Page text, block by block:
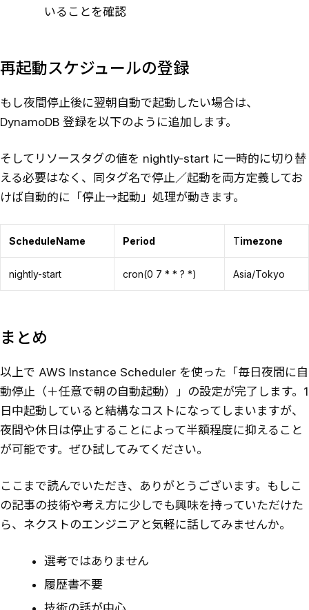
いることを確認
再起動スケジュールの登録
もし夜間停止後に翌朝自動で起動したい場合は、
DynamoDB 登録を以下のように追加します。
そしてリソースタグの値を nightly-start に一時的に切り替
える必要はなく、同タグ名で停止／起動を両方定義してお
けば自動的に「停止→起動」処理が動きます。
ScheduleName Period Timezone
nightly-start cron(0 7 * * ? *) Asia/Tokyo
まとめ
以上で AWS Instance Scheduler を使った「毎日夜間に自
動停止（＋任意で朝の自動起動）」の設定が完了します。1
日中起動していると結構なコストになってしまいますが、
夜間や休日は停止することによって半額程度に抑えること
が可能です。ぜひ試してみてください。
ここまで読んでいただき、ありがとうございます。もしこ
の記事の技術や考え方に少しでも興味を持っていただけた
ら、ネクストのエンジニアと気軽に話してみませんか。
選考ではありません
履歴書不要